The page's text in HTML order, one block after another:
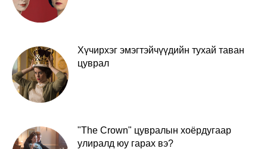
Хүчирхэг эмэгтэйчүүдийн тухай таван
цуврал
"The Crown" цувралын хоёрдугаар
улиралд юу гарах вэ?